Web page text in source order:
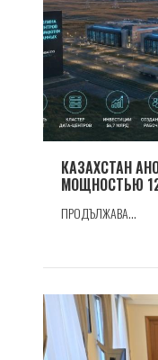
КАЗАХСТАН
МОЩНОСТЬЮ
ПРОДЪЛЖАВА...